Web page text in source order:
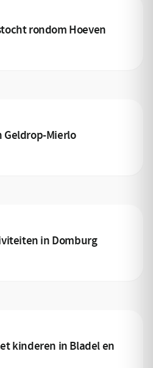
rondom Hoeven
Geldrop-Mierlo
in Domburg
kinderen in Bladel en